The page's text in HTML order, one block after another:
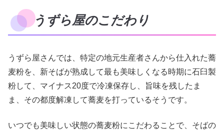
うずら屋のこだわり
うずら屋さんでは、特定の地元生産者さんから仕入れた蕎
麦粉を、新そばが熟成して最も美味しくなる時期に石臼製
粉して、マイナス20度で冷凍保存し、旨味を残したま
ま、その都度解凍して蕎麦を打っているそうです。
いつでも美味しい状態の蕎麦粉にこだわることで、そばの